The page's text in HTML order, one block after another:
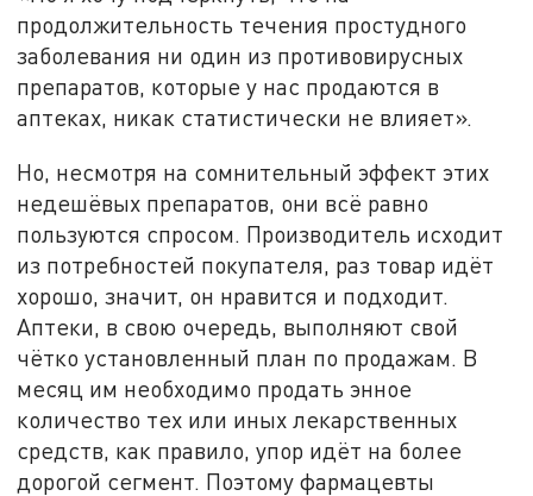
продолжительность течения простудного
заболевания ни один из противовирусных
препаратов, которые у нас продаются в
аптеках, никак статистически не влияет».
Но, несмотря на сомнительный эффект этих
недешёвых препаратов, они всё равно
пользуются спросом. Производитель исходит
из потребностей покупателя, раз товар идёт
хорошо, значит, он нравится и подходит.
Аптеки, в свою очередь, выполняют свой
чётко установленный план по продажам. В
месяц им необходимо продать энное
количество тех или иных лекарственных
средств, как правило, упор идёт на более
дорогой сегмент. Поэтому фармацевты